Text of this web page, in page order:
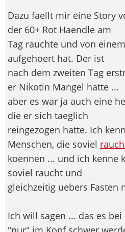
Dazu faellt mir eine Story
der 60+ Rot Haendle am
Tag rauchte und von
aufgehoert hat. Der ist
nach dem zweiten Tag
er Nikotin Mangel hatte ...
aber es war ja auch eine
die er sich taeglich
reingezogen hatte. Ich
Menschen, die soviel
koennen ... und ich kenne
soviel raucht und
gleichzeitig uebers Fasten
Ich will sagen ... das es